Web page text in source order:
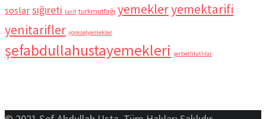
soslar sığıreti tarif turkmutfağı yemekleryemektarifi
yenitarifler yoreselyemekler
şefabdullahustayemekleri şerbetlitatlılar